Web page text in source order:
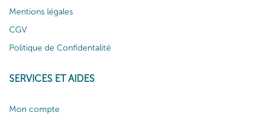
Mentions légales
CGV
Politique de Confidentalité
SERVICES ET AIDES
Mon compte